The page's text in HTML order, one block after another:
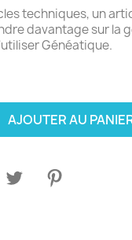
techniques, un
davantage sur la
Généatique.
AJOUTER AU